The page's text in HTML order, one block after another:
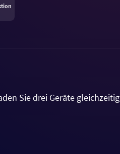
Sie drei Geräte gleichzeitig